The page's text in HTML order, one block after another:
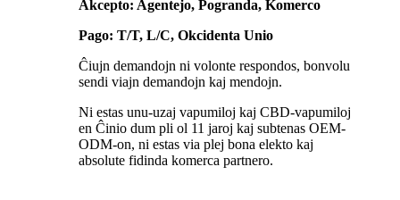
Akcepto: Agentejo, Pogranda, Komerco
Pago: T/T, L/C, Okcidenta Unio
Ĉiujn demandojn ni volonte respondos, bonvolu
sendi viajn demandojn kaj mendojn.
Ni estas unu-uzaj vapumiloj kaj CBD-vapumiloj
en Ĉinio dum pli ol 11 jaroj kaj subtenas OEM-
ODM-on, ni estas via plej bona elekto kaj
absolute fidinda komerca partnero.